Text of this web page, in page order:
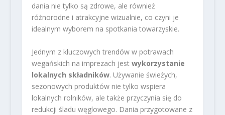
dania nie tylko są zdrowe, ale również
różnorodne i atrakcyjne wizualnie, co czyni je
idealnym wyborem na spotkania towarzyskie.
Jednym z kluczowych trendów w potrawach
wegańskich na imprezach jest wykorzystanie
lokalnych składników. Używanie świeżych,
sezonowych produktów nie tylko wspiera
lokalnych rolników, ale także przyczynia się do
redukcji śladu węglowego. Dania przygotowane z